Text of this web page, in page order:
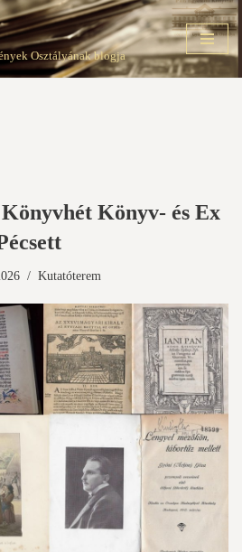
Osztályának blogja
Könyv- és Ex
Kutatóterem